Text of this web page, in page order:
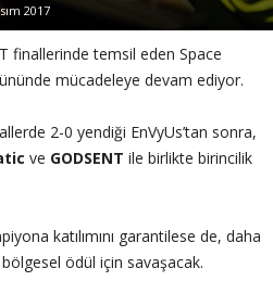
2017
finallerinde temsil eden Space
mücadeleye devam ediyor.
2-0 yendiği EnVyUs’tan sonra,
ve GODSENT ile birlikte birincilik
katılımını garantilese de, daha
ödül için savaşacak.